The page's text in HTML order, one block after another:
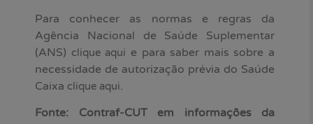
Para conhecer as normas e regras da
Agência Nacional de Saúde Suplementar
(ANS) clique aqui e para saber mais sobre a
necessidade de autorização prévia do Saúde
Caixa clique aqui.
Fonte: Contraf-CUT em informações da